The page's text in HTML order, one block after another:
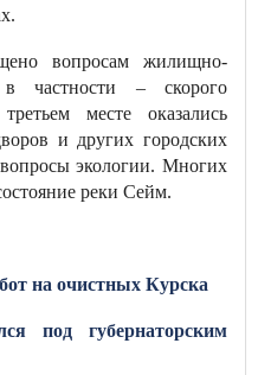
вопросам жилищно-
в частности – скорого
месте оказались
и других городских
экологии. Многих
реки Сейм.
на очистных Курска
под губернаторским